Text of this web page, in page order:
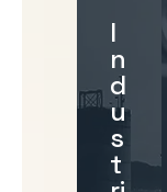
I
n
d
u
s
t